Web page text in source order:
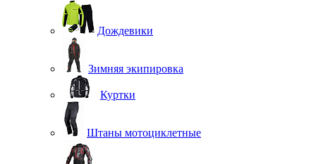
Дождевики
Зимняя экипировка
Куртки
Штаны мотоциклетные